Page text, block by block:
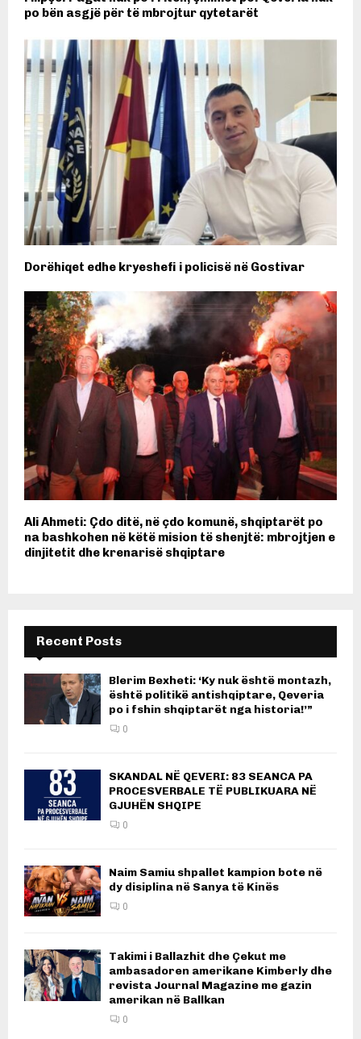
po bën asgjë për të mbrojtur qytetarët
Dorëhiqet edhe kryeshefi i policisë në Gostivar
Ali Ahmeti: Çdo ditë, në çdo komunë, shqiptarët po
na bashkohen në këtë mision të shenjtë: mbrojtjen e
dinjitetit dhe krenarisë shqiptare
Recent Posts
Blerim Bexheti: ‘Ky nuk është montazh,
është politikë antishqiptare, Qeveria
po i fshin shqiptarët nga historia!’”
0
SKANDAL NË QEVERI: 83 SEANCA PA
PROCESVERBALE TË PUBLIKUARA NË
GJUHËN SHQIPE
0
Naim Samiu shpallet kampion bote në
dy disiplina në Sanya të Kinës
0
Takimi i Ballazhit dhe Çekut me
ambasadoren amerikane Kimberly dhe
revista Journal Magazine me gazin
amerikan në Ballkan
0